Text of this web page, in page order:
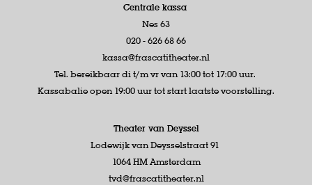
Centrale kassa
Nes 63
020 - 626 68 66
kassa@frascatitheater.nl
Tel. bereikbaar di t/m vr van 13:00 tot 17:00 uur.
Kassabalie open 19:00 uur tot start laatste voorstelling.
Theater van Deyssel
Lodewijk van Deysselstraat 91
1064 HM Amsterdam
tvd@frascatitheater.nl